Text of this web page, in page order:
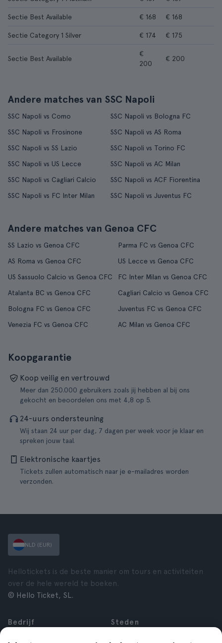
Sectie Best Available € 168 € 168
Sectie Category 1 Silver € 174 € 175
Sectie Best Available
€
200
€ 200
Andere matches van SSC Napoli
SSC Napoli vs Como
SSC Napoli vs Bologna FC
SSC Napoli vs Frosinone
SSC Napoli vs AS Roma
SSC Napoli vs SS Lazio
SSC Napoli vs Torino FC
SSC Napoli vs US Lecce
SSC Napoli vs AC Milan
SSC Napoli vs Cagliari Calcio
SSC Napoli vs ACF Fiorentina
SSC Napoli vs FC Inter Milan
SSC Napoli vs Juventus FC
Andere matches van Genoa CFC
SS Lazio vs Genoa CFC
Parma FC vs Genoa CFC
AS Roma vs Genoa CFC
US Lecce vs Genoa CFC
US Sassuolo Calcio vs Genoa CFC
FC Inter Milan vs Genoa CFC
Atalanta BC vs Genoa CFC
Cagliari Calcio vs Genoa CFC
Bologna FC vs Genoa CFC
Juventus FC vs Genoa CFC
Venezia FC vs Genoa CFC
AC Milan vs Genoa CFC
Koopgarantie
Koop veilig en vertrouwd
Meer dan 250.000 gebruikers zoals jij hebben al bij ons
gekocht en beoordelen ons met 4,8 op 5.
24-uurs ondersteuning
Wij staan 24 uur per dag, 7 dagen per week voor je klaar en
spreken jouw taal.
Elektronische kaartjes
Tickets zullen automatisch naar je e-mailadres worden
verzonden.
NLD (EUR)
Hellotickets is de beste manier om tours en activiteiten
over de hele wereld te boeken.
© Hello Ticket, SL.
Bedrijf
Steden